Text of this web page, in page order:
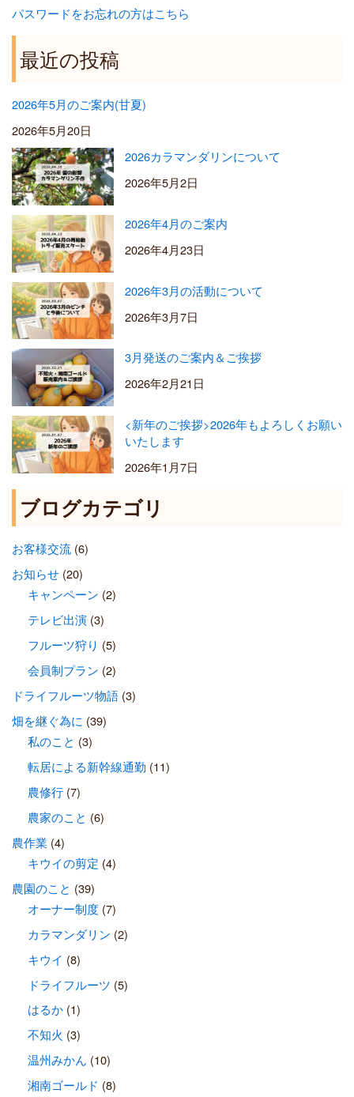
パスワードをお忘れの方はこちら
最近の投稿
2026年5月のご案内(甘夏)
2026年5月20日
2026カラマンダリンについて
2026年5月2日
2026年4月のご案内
2026年4月23日
2026年3月の活動について
2026年3月7日
3月発送のご案内＆ご挨拶
2026年2月21日
<新年のご挨拶>2026年もよろしくお願い
いたします
2026年1月7日
ブログカテゴリ
お客様交流(6)
お知らせ(20)
キャンペーン (2)
テレビ出演(3)
フルーツ狩り (5)
会員制プラン (2)
ドライフルーツ物語(3)
畑を継ぐ為に (39)
私のこと (3)
転居による新幹線通勤 (11)
農修行(7)
農家のこと (6)
農作業 (4)
キウイの剪定 (4)
農園のこと (39)
オーナー制度(7)
カラマンダリン (2)
キウイ (8)
ドライフルーツ (5)
はるか(1)
不知火 (3)
温州みかん (10)
湘南ゴールド (8)